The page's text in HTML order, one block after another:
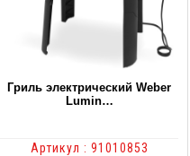
Гриль электрический Weber
Lumin…
Артикул : 91010853